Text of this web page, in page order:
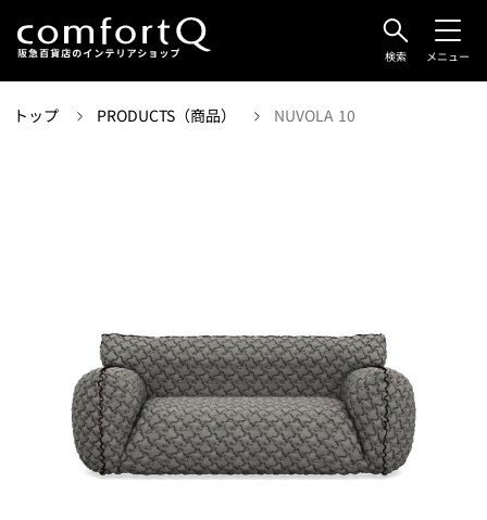
検索 メニュー
トップ PRODUCTS（商品） NUVOLA 10